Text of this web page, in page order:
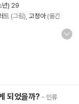
년) 29
드 (그림), 고정아(옮긴
되었을까? - 인류